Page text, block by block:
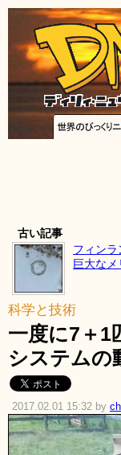
古い記事
フィン
巨大な
科学と技術
一度に7＋1
システムの
2017.02.01 15:32 by